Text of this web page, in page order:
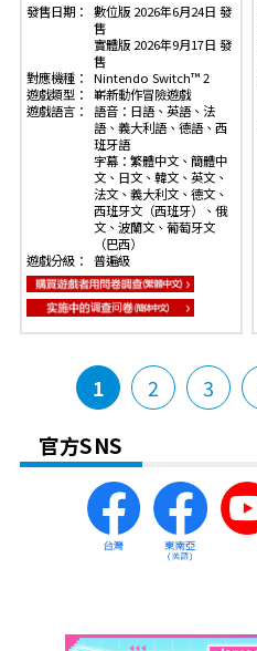
發售日期：
數位版 2026年6月24日 發
售
實體版 2026年9月17日 發
售
對應機種：
Nintendo Switch™ 2
遊戲類型：
嶄新動作冒險遊戲
遊戲語言：
語音：日語、英語、法
語、義大利語、德語、西
班牙語
字幕：繁體中文、簡體中
文、日文、韓文、英文、
法文、義大利文、德文、
西班牙文（西班牙）、俄
文、波蘭文、葡萄牙文
（巴西）
遊戲分級：
普遍級
1 2 3
官方SNS